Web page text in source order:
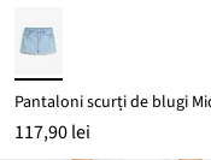
117,90 lei